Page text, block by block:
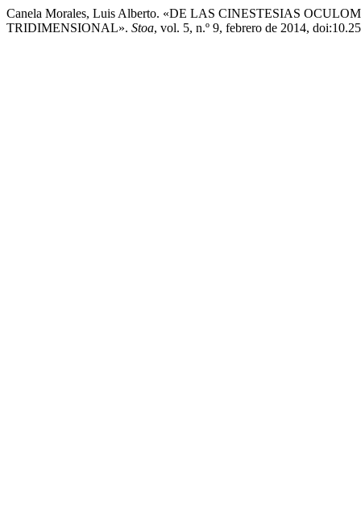
Canela Morales, Luis Alberto. «DE LAS CINESTESIAS
TRIDIMENSIONAL». Stoa, vol. 5, n.º 9, febrero de 2014,